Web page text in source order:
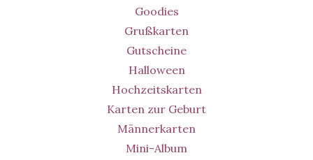
Goodies
Grußkarten
Gutscheine
Halloween
Hochzeitskarten
Karten zur Geburt
Männerkarten
Mini-Album